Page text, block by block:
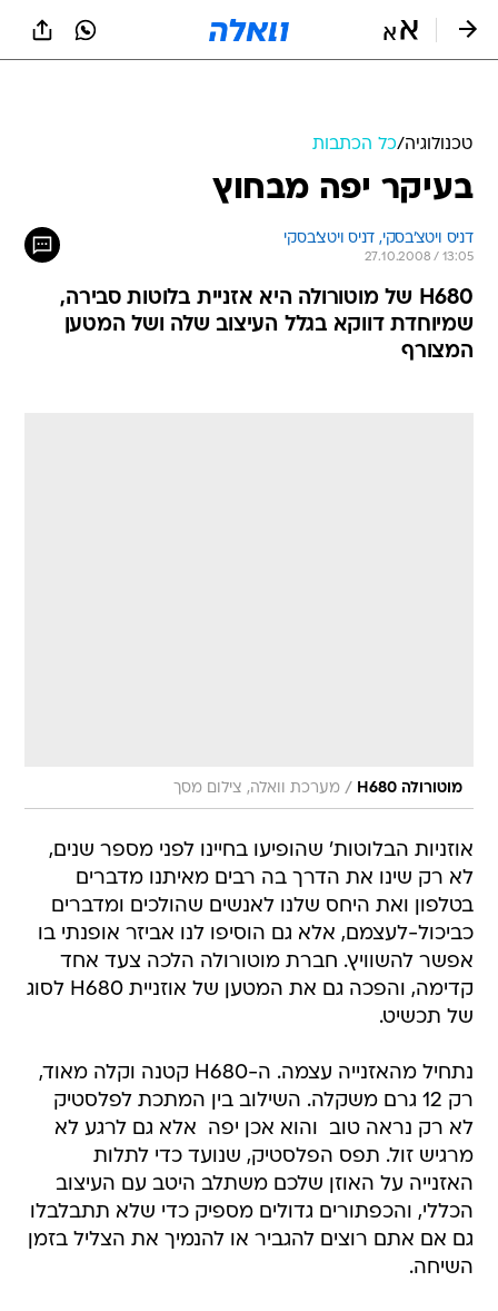
טכנולוגיה/כל הכתבות
בעיקר יפה מבחוץ
דניס ויטצ'בסקי, דניס ויטצ'בסקי
27.10.2008 / 13:05
H680 של מוטורולה היא אזניית בלוטות סבירה,
שמיוחדת דווקא בגלל העיצוב שלה ושל המטען
המצורף
מוטורולה H680 / מערכת וואלה, צילום מסך
אוזניות הבלוטות' שהופיעו בחיינו לפני מספר שנים,
לא רק שינו את הדרך בה רבים מאיתנו מדברים
בטלפון ואת היחס שלנו לאנשים שהולכים ומדברים
כביכול-לעצמם, אלא גם הוסיפו לנו אביזר אופנתי בו
אפשר להשוויץ. חברת מוטורולה הלכה צעד אחד
קדימה, והפכה גם את המטען של אוזניית H680 לסוג
של תכשיט.
נתחיל מהאזנייה עצמה. ה-H680 קטנה וקלה מאוד,
רק 12 גרם משקלה. השילוב בין המתכת לפלסטיק
לא רק נראה טוב  והוא אכן יפה  אלא גם לרגע לא
מרגיש זול. תפס הפלסטיק, שנועד כדי לתלות
האזנייה על האוזן שלכם משתלב היטב עם העיצוב
הכללי, והכפתורים גדולים מספיק כדי שלא תתבלבלו
גם אם אתם רוצים להגביר או להנמיך את הצליל בזמן
השיחה.